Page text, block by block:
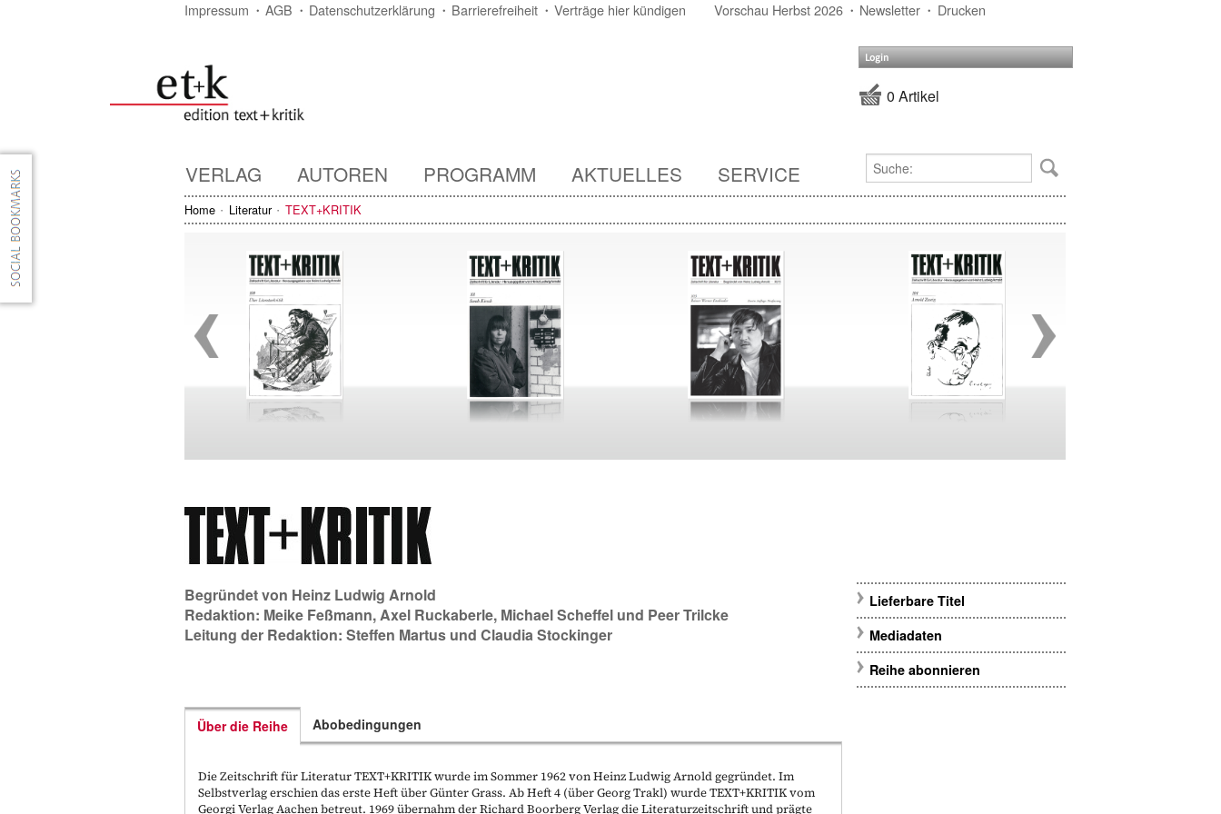
Impressum AGB Datenschutzerklärung Barrierefreiheit Verträge hier kündigen Vorschau Herbst 2026 Newsletter Drucken
Login
0 Artikel
VERLAG AUTOREN PROGRAMM AKTUELLES SERVICE
Home Literatur TEXT+KRITIK
Begründet von Heinz Ludwig Arnold
Redaktion: Meike Feßmann,Axel Ruckaberle, Michael Scheffel und Peer Trilcke
Leitung der Redaktion: Steffen Martus und Claudia Stockinger
Lieferbare Titel
Mediadaten
Reihe abonnieren
Über die Reihe
Die Zeitschrift für Literatur TEXT+KRITIK wurde im Sommer 1962 von Heinz Ludwig Arnold gegründet. Im
Selbstverlag erschien das erste Heft über Günter Grass. Ab Heft 4 (über Georg Trakl) wurde TEXT+KRITIK vom
Georgi Verlag Aachen betreut. 1969 übernahm der Richard Boorberg Verlag die Literaturzeitschrift und prägte
Abobedingungen